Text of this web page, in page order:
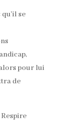
se
pour lui
de